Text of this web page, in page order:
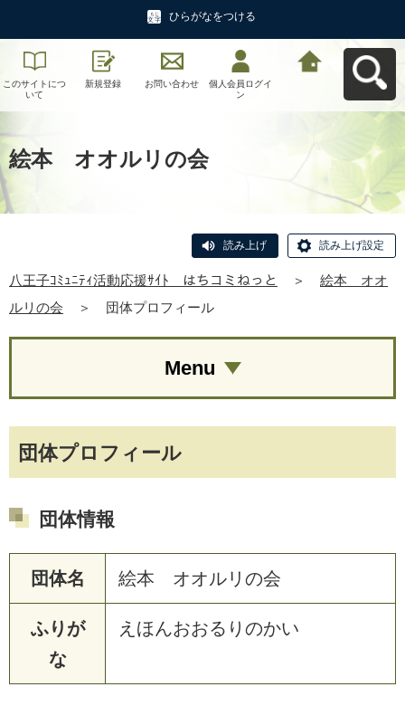
ひらがなをつける
このサイトにつ
いて
新規登録 お問い合わせ
個人会員ログイ
ン
絵本 オオルリの会
読み上げ 読み上げ設定
八王子ｺﾐｭﾆﾃｨ活動応援ｻｲﾄ はちコミねっと ＞
絵本 オオ
ルリの会
＞ 団体プロフィール
団体プロフィール
団体情報
団体名 絵本 オオルリの会
ふりが
な
えほんおおるりのかい
Menu